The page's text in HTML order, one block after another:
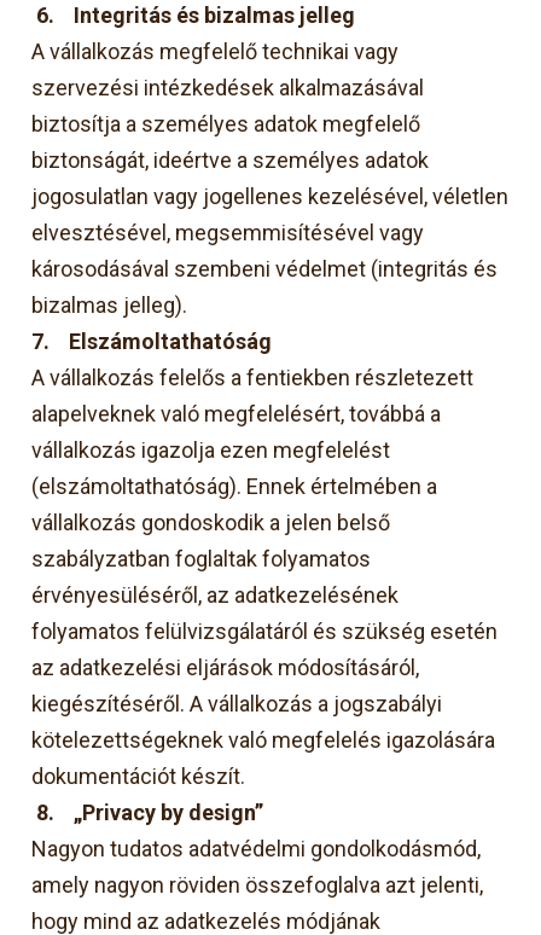
6. Integritás és bizalmas jelleg
A vállalkozás megfelelő technikai vagy
szervezési intézkedések alkalmazásával
biztosítja a személyes adatok megfelelő
biztonságát, ideértve a személyes adatok
jogosulatlan vagy jogellenes kezelésével, véletlen
elvesztésével, megsemmisítésével vagy
károsodásával szembeni védelmet (integritás és
bizalmas jelleg).
7. Elszámoltathatóság
A vállalkozás felelős a fentiekben részletezett
alapelveknek való megfelelésért, továbbá a
vállalkozás igazolja ezen megfelelést
(elszámoltathatóság). Ennek értelmében a
vállalkozás gondoskodik a jelen belső
szabályzatban foglaltak folyamatos
érvényesüléséről, az adatkezelésének
folyamatos felülvizsgálatáról és szükség esetén
az adatkezelési eljárások módosításáról,
kiegészítéséről. A vállalkozás a jogszabályi
kötelezettségeknek való megfelelés igazolására
dokumentációt készít.
8. „Privacy by design”
Nagyon tudatos adatvédelmi gondolkodásmód,
amely nagyon röviden összefoglalva azt jelenti,
hogy mind az adatkezelés módjának